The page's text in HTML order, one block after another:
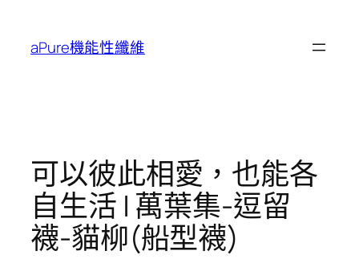
aPure機能性纖維
可以彼此相愛，也能各
自生活 | 萬葉集-逗留
襪-貓柳(船型襪)